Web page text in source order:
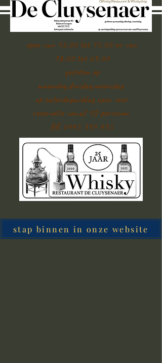
open van 12.00 tot 15.00 en van
18.00 tot 23.00
gesloten op
maandag,dinsdag,woensdag
op zaterdagmiddag open voor
reservatie vanaf 1O personen
BE 0465 334 635
stap binnen in onze website